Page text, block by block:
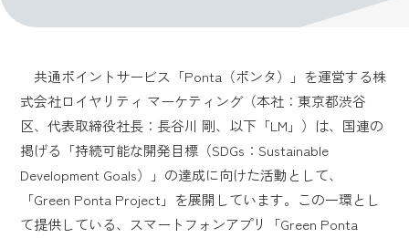
共通ポイントサービス「Ponta（ポンタ）」を運営する株
式会社ロイヤリティ マーケティング（本社：東京都渋谷
区、代表取締役社長：長谷川 剛、以下「LM」）は、国連の
掲げる「持続可能な開発目標（SDGs：Sustainable
Development Goals）」の達成に向けた活動として、
「Green Ponta Project」を展開しています。この一環とし
て提供している、スマートフォンアプリ「Green Ponta